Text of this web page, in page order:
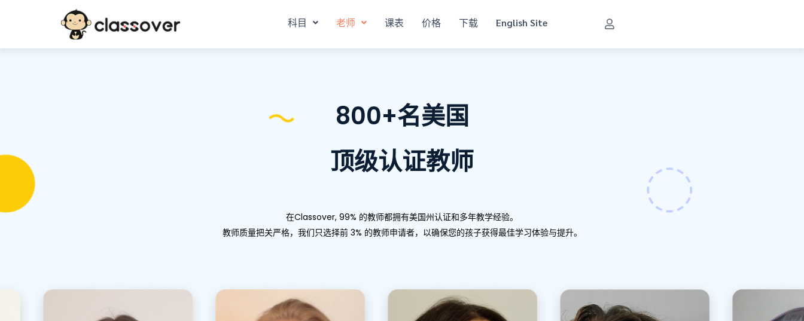
科目 老师 课表 价格 下载 English Site
800+名美国
顶级认证教师
在Classover, 99% 的教师都拥有美国州认证和多年教学经验。
教师质量把关严格，我们只选择前 3% 的教师申请者，以确保您的孩子获得最佳学习体验与提升。